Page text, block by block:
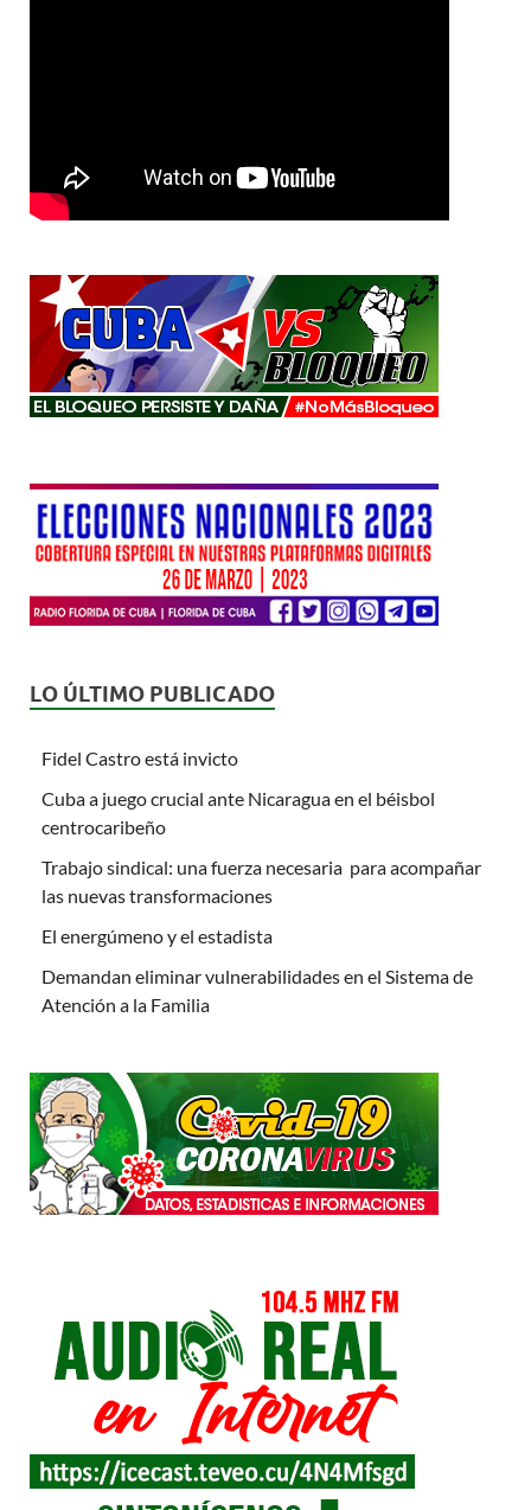
LO ÚLTIMO PUBLICADO
Fidel Castro está invicto
Cuba a juego crucial ante Nicaragua en el béisbol
centrocaribeño
Trabajo sindical: una fuerza necesaria para acompañar
las nuevas transformaciones
El energúmeno y el estadista
Demandan eliminar vulnerabilidades en el Sistema de
Atención a la Familia